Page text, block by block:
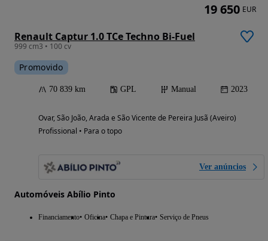
Renault Captur 1.0 TCe Techno Bi-Fuel
999 cm3 • 100 cv
Promovido
70 839 km GPL Manual 2023
Ovar, São João, Arada e São Vicente de Pereira Jusã (Aveiro)
Profissional • Para o topo
Ver anúncios
Automóveis Abílio Pinto
Financiamento Oficina Chapa e Pintura Serviço de Pneus
19 650 EUR